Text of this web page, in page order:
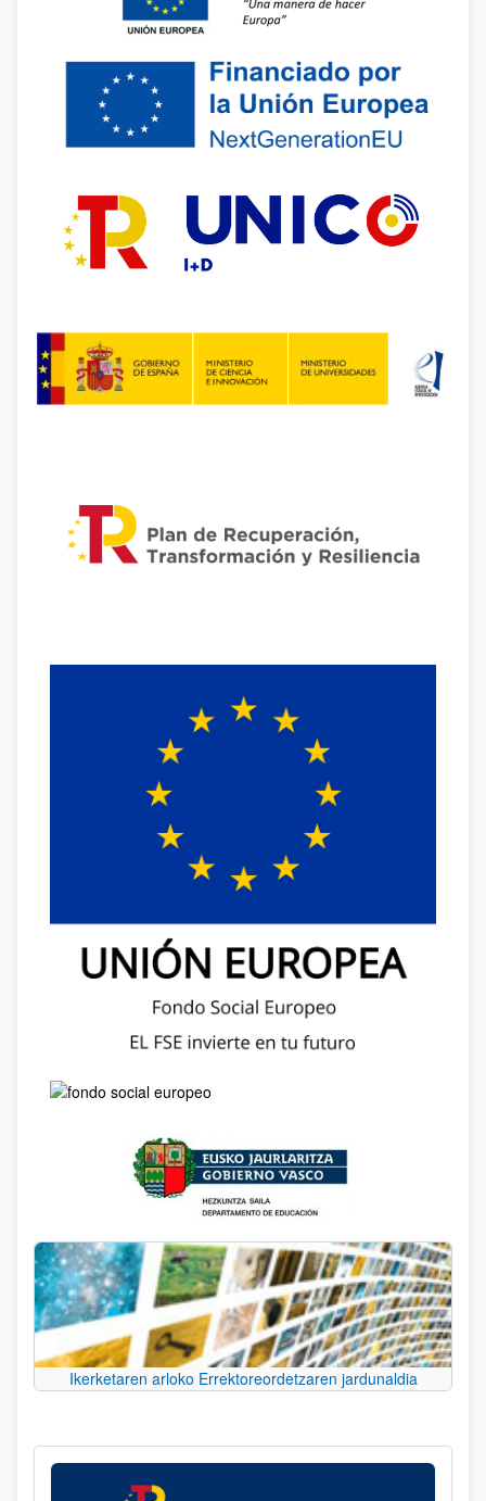
Ikerketaren arloko Errektoreordetzaren jardunaldia